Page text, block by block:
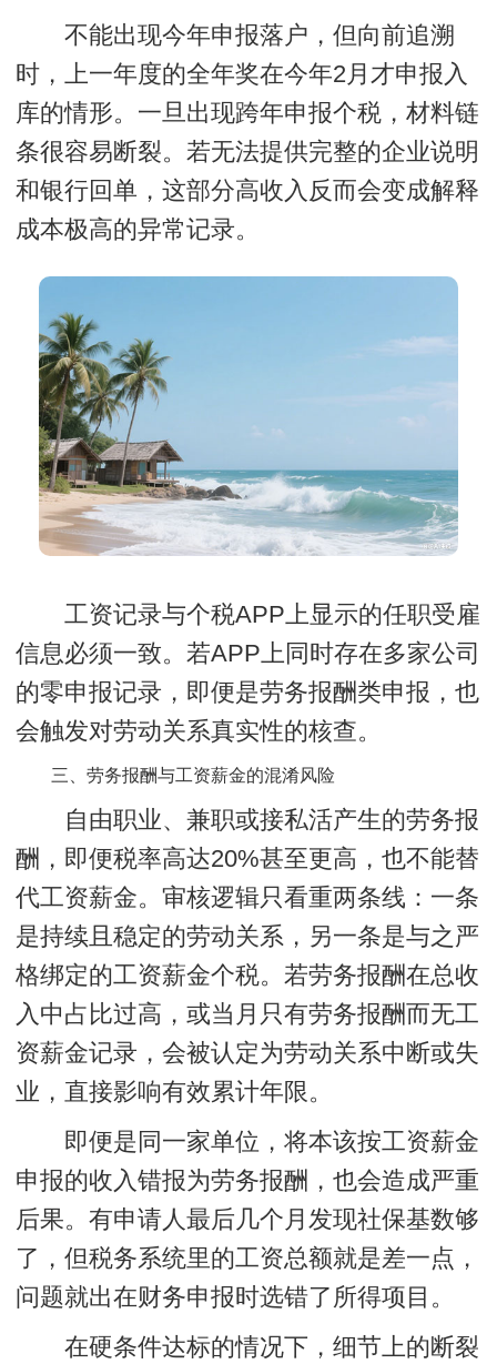
不能出现今年申报落户，但向前追溯
时，上一年度的全年奖在今年2月才申报入
库的情形。一旦出现跨年申报个税，材料链
条很容易断裂。若无法提供完整的企业说明
和银行回单，这部分高收入反而会变成解释
成本极高的异常记录。
工资记录与个税APP上显示的任职受雇
信息必须一致。若APP上同时存在多家公司
的零申报记录，即便是劳务报酬类申报，也
会触发对劳动关系真实性的核查。
三、劳务报酬与工资薪金的混淆风险
自由职业、兼职或接私活产生的劳务报
酬，即便税率高达20%甚至更高，也不能替
代工资薪金。审核逻辑只看重两条线：一条
是持续且稳定的劳动关系，另一条是与之严
格绑定的工资薪金个税。若劳务报酬在总收
入中占比过高，或当月只有劳务报酬而无工
资薪金记录，会被认定为劳动关系中断或失
业，直接影响有效累计年限。
即便是同一家单位，将本该按工资薪金
申报的收入错报为劳务报酬，也会造成严重
后果。有申请人最后几个月发现社保基数够
了，但税务系统里的工资总额就是差一点，
问题就出在财务申报时选错了所得项目。
在硬条件达标的情况下，细节上的断裂